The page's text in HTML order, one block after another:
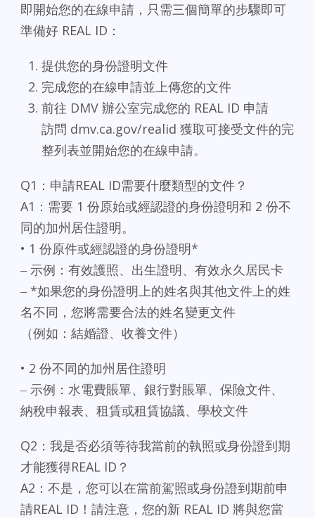
即開始您的在線申請，只需三個簡單的步驟即可
準備好 REAL ID：
提供您的身份證明文件
完成您的在線申請並上傳您的文件
前往 DMV 辦公室完成您的 REAL ID 申請
訪問 dmv.ca.gov/realid 獲取可接受文件的完
整列表並開始您的在線申請。
Q1：申請REAL ID需要什麼類型的文件？
A1：需要 1 份原始或經認證的身份證明和 2 份不
同的加州居住證明。
• 1 份原件或經認證的身份證明*
‒ 示例：有效護照、出生證明、有效永久居民卡
‒ *如果您的身份證明上的姓名與其他文件上的姓
名不同，您將需要合法的姓名變更文件
（例如：結婚證、收養文件）
• 2 份不同的加州居住證明
‒ 示例：水電費賬單、銀行對賬單、保險文件、
納稅申報表、租賃或租賃協議、學校文件
Q2：我是否必須等待我當前的執照或身份證到期
才能獲得REAL ID？
A2：不是，您可以在當前駕照或身份證到期前申
請REAL ID！請注意，您的新 REAL ID 將與您當